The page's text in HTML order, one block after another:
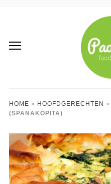
HOME » HOOFDGERECHTEN »
(SPANAKOPITA)